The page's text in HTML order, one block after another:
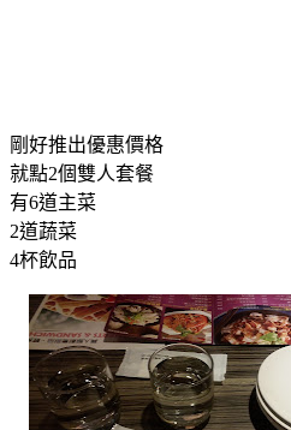
剛好推出優惠價格
就點2個雙人套餐
有6道主菜
2道蔬菜
4杯飲品